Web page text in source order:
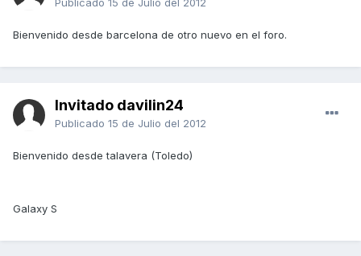
Bienvenido desde barcelona de otro nuevo en el foro.
Invitado davilin24
Publicado 15 de Julio del 2012
Bienvenido desde talavera (Toledo)
Galaxy S